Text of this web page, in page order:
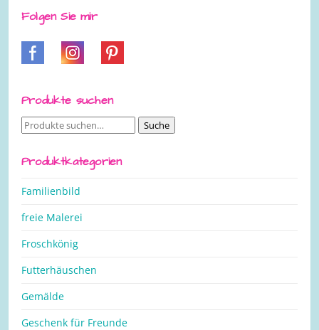
Folgen Sie mir
Produkte suchen
Suche
Suche
Produktkategorien
Familienbild
freie Malerei
Froschkönig
Futterhäuschen
Gemälde
Geschenk für Freunde